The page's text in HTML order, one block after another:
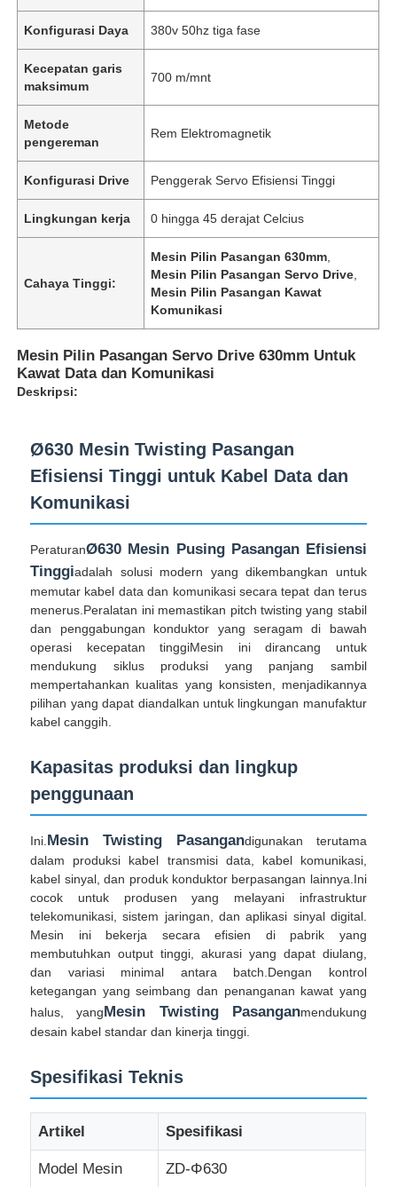
Rumah
Produk
Wisata pabrik
Kontrol kualitas
Hubungi kami
Berita
Quote request suatu
Garis produksi ekstrusi
Konfigurasi Daya 380v 50hz tiga fase
Kecepatan garis
maksimum
700 m/mnt
Metode
pengereman
Rem Elektromagnetik
Konfigurasi Drive Penggerak Servo Efisiensi Tinggi
Lingkungan kerja 0 hingga 45 derajat Celcius
Cahaya Tinggi:
Mesin Pilin Pasangan 630mm
Mesin Pilin Pasangan Servo Drive
Mesin Pilin Pasangan Kawat
Komunikasi
Mesin Pilin Pasangan Servo Drive 630mm Untuk
Kawat Data dan Komunikasi
Deskripsi:
Ø630 Mesin Twisting Pasangan
Efisiensi Tinggi untuk Kabel Data dan
Komunikasi
PeraturanØ630 Mesin Pusing Pasangan Efisiensi
Tinggiadalah solusi modern yang dikembangkan untuk
memutar kabel data dan komunikasi secara tepat dan terus
menerus.Peralatan ini memastikan pitch twisting yang stabil
dan penggabungan konduktor yang seragam di bawah
operasi kecepatan tinggiMesin ini dirancang untuk
mendukung siklus produksi yang panjang sambil
mempertahankan kualitas yang konsisten, menjadikannya
pilihan yang dapat diandalkan untuk lingkungan manufaktur
kabel canggih.
Kapasitas produksi dan lingkup
penggunaan
Ini. Mesin Twisting Pasangandigunakan terutama
dalam produksi kabel transmisi data, kabel komunikasi,
kabel sinyal, dan produk konduktor berpasangan lainnya.Ini
cocok untuk produsen yang melayani infrastruktur
telekomunikasi, sistem jaringan, dan aplikasi sinyal digital.
Mesin ini bekerja secara efisien di pabrik yang
membutuhkan output tinggi, akurasi yang dapat diulang,
dan variasi minimal antara batch.Dengan kontrol
ketegangan yang seimbang dan penanganan kawat yang
halus, yangMesin Twisting Pasanganmendukung
desain kabel standar dan kinerja tinggi.
Spesifikasi Teknis
Artikel Spesifikasi
Model Mesin ZD-Φ630